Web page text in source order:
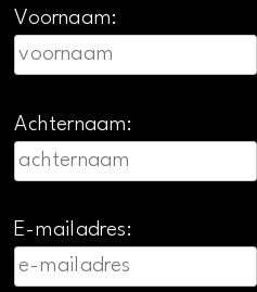
Voornaam:
Achternaam:
E-mailadres: